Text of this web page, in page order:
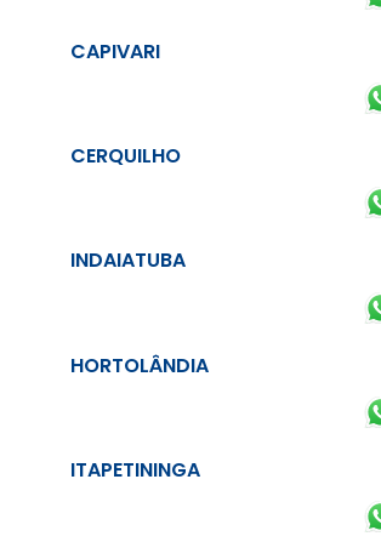
CAPIVARI
CERQUILHO
INDAIATUBA
HORTOLÂNDIA
ITAPETININGA